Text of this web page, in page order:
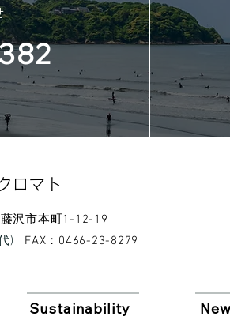
ロマト​
沢市本町1-12-19
)
​FAX：0466-23-8279
Sustainability